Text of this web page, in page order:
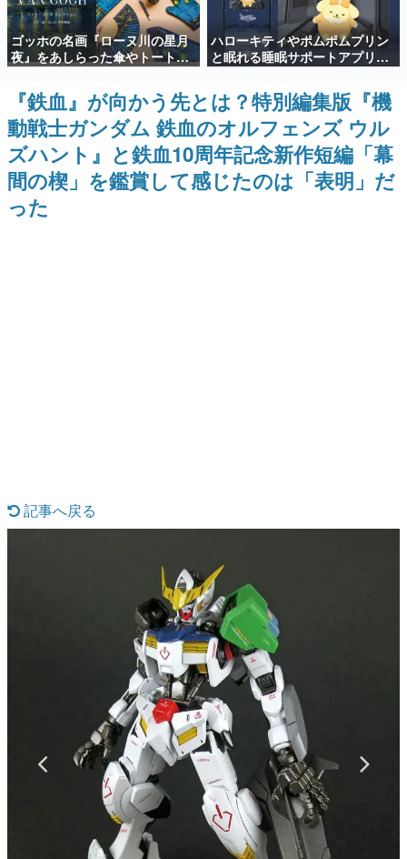
新世代に訊く
これからのデジタルゲーム市場を担う若きクリエイター達
の姿を追い、彼らのルーツと情熱を探っていきます。
ゲーム世代の作家たち
ゲームに多大な影響を受けた作家さんに取材し、ゲームが
日本のコンテンツ産業やカルチャーに与えた影響を探る企
画です。
日本モバイルゲーム産業史
日本のモバイルゲーム史における主要なトピック・タイト
特集記事
電ファミニコゲーマーとは？
運営：株式会社マレ
ゴッホの名画『ローヌ川の星月
夜』をあしらった傘やトートバ
ッグなどが登場。8月7日21時よ
り2日間限定で予約販売
ハローキティやポムポムプリン
と眠れる睡眠サポートアプリ
『ゆめたび』が配信中。キャラ
ごとのASMRや目覚ましアラー
ムも搭載
『鉄血』が向かう先とは？特別編集版『機
動戦士ガンダム 鉄血のオルフェンズ ウル
ズハント』と鉄血10周年記念新作短編「幕
間の楔」を鑑賞して感じたのは「表明」だ
った
記事へ戻る